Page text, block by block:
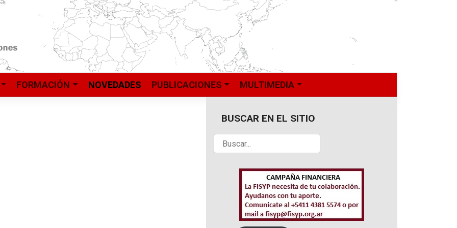
FORMACIÓN NOVEDADES PUBLICACIONES MULTIMEDIA
BUSCAR EN EL SITIO